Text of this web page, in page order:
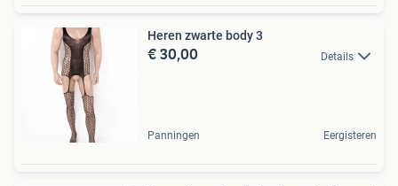
Heren zwarte body 3
€ 30,00 Details
Panningen Eergisteren